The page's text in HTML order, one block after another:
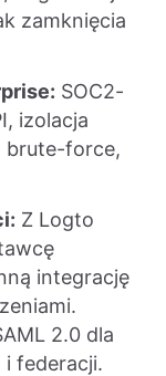
zamknięcia
SOC2-
izolacja
brute-force,
Z Logto
integrację
2.0 dla
i federacji.